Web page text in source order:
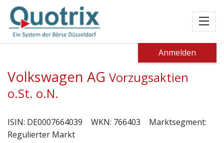
Anmelden
Volkswagen AG Vorzugsaktien
o.St. o.N.
ISIN: DE0007664039 WKN: 766403
Marktsegment:
Regulierter Markt